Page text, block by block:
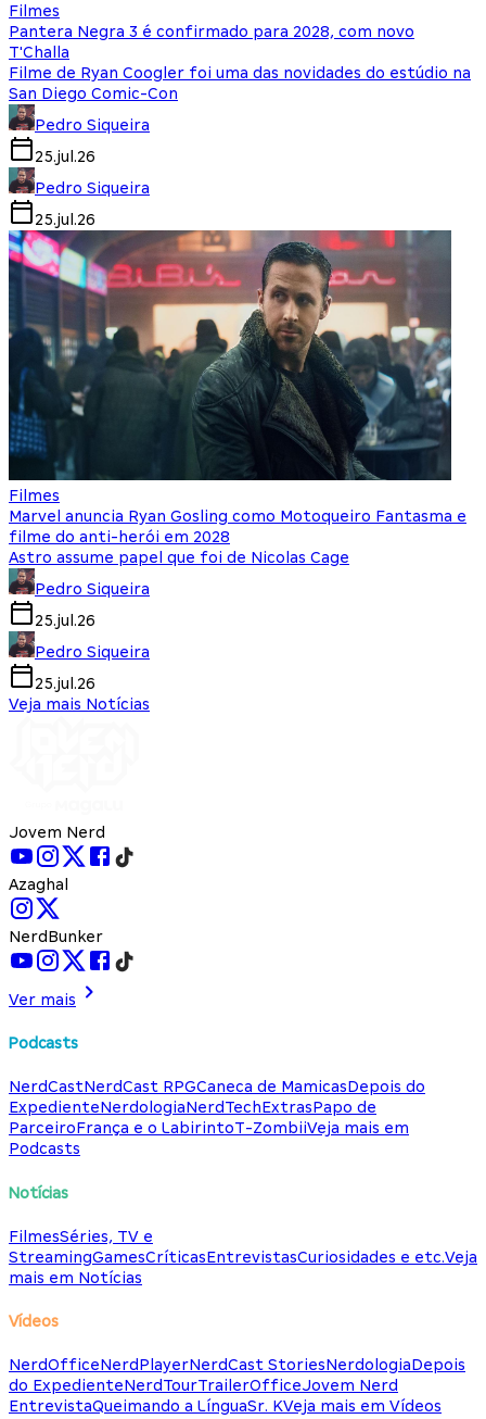
Filmes
Pantera Negra 3 é confirmado para 2028, com novo
T'Challa
Filme de Ryan Coogler foi uma das novidades do estúdio na
San Diego Comic-Con
Pedro Siqueira
25.jul.26
Pedro Siqueira
25.jul.26
Filmes
Marvel anuncia Ryan Gosling como Motoqueiro Fantasma e
filme do anti-herói em 2028
Astro assume papel que foi de Nicolas Cage
Pedro Siqueira
25.jul.26
Pedro Siqueira
25.jul.26
Veja mais Notícias
Jovem Nerd
Azaghal
NerdBunker
Ver mais
Podcasts
NerdCastNerdCast RPGCaneca de MamicasDepois do
ExpedienteNerdologiaNerdTechExtrasPapo de
ParceiroFrança e o LabirintoT-ZombiiVeja mais em
Podcasts
Notícias
FilmesSéries, TV e
StreamingGamesCríticasEntrevistasCuriosidades e etc.Veja
mais em Notícias
Vídeos
NerdOfficeNerdPlayerNerdCast StoriesNerdologiaDepois
do ExpedienteNerdTourTrailerOfficeJovem Nerd
EntrevistaQueimando a LínguaSr. KVeja mais em Vídeos